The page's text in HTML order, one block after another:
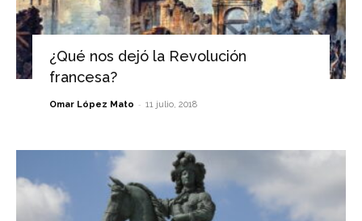
¿Qué nos dejó la Revolución
francesa?
Omar López Mato - 11 julio, 2018